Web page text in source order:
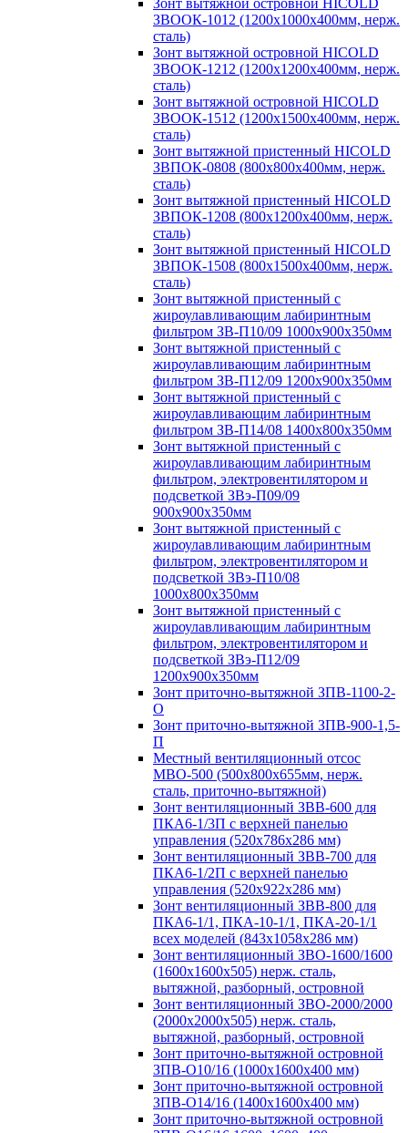
Зонт вытяжной островной HICOLD
ЗВООК-1012 (1200х1000х400мм, нерж.
сталь)
Зонт вытяжной островной HICOLD
ЗВООК-1212 (1200x1200x400мм, нерж.
сталь)
Зонт вытяжной островной HICOLD
ЗВООК-1512 (1200х1500х400мм, нерж.
сталь)
Зонт вытяжной пристенный HICOLD
ЗВПОК-0808 (800х800х400мм, нерж.
сталь)
Зонт вытяжной пристенный HICOLD
ЗВПОК-1208 (800х1200х400мм, нерж.
сталь)
Зонт вытяжной пристенный HICOLD
ЗВПОК-1508 (800х1500х400мм, нерж.
сталь)
Зонт вытяжной пристенный с
жироулавливающим лабиринтным
фильтром ЗВ-П10/09 1000х900х350мм
Зонт вытяжной пристенный с
жироулавливающим лабиринтным
фильтром ЗВ-П12/09 1200х900х350мм
Зонт вытяжной пристенный с
жироулавливающим лабиринтным
фильтром ЗВ-П14/08 1400х800х350мм
Зонт вытяжной пристенный с
жироулавливающим лабиринтным
фильтром, электровентилятором и
подсветкой ЗВэ-П09/09
900х900х350мм
Зонт вытяжной пристенный с
жироулавливающим лабиринтным
фильтром, электровентилятором и
подсветкой ЗВэ-П10/08
1000х800х350мм
Зонт вытяжной пристенный с
жироулавливающим лабиринтным
фильтром, электровентилятором и
подсветкой ЗВэ-П12/09
1200х900х350мм
Зонт приточно-вытяжной ЗПВ-1100-2-
О
Зонт приточно-вытяжной ЗПВ-900-1,5-
П
Местный вентиляционный отсос
МВО-500 (500х800х655мм, нерж.
сталь, приточно-вытяжной)
Зонт вентиляционный ЗВВ-600 для
ПКА6-1/3П с верхней панелью
управления (520х786х286 мм)
Зонт вентиляционный ЗВВ-700 для
ПКА6-1/2П с верхней панелью
управления (520х922х286 мм)
Зонт вентиляционный ЗВВ-800 для
ПКА6-1/1, ПКА-10-1/1, ПКА-20-1/1
всех моделей (843х1058х286 мм)
Зонт вентиляционный ЗВО-1600/1600
(1600х1600х505) нерж. сталь,
вытяжной, разборный, островной
Зонт вентиляционный ЗВО-2000/2000
(2000х2000х505) нерж. сталь,
вытяжной, разборный, островной
Зонт приточно-вытяжной островной
ЗПВ-О10/16 (1000х1600х400 мм)
Зонт приточно-вытяжной островной
ЗПВ-О14/16 (1400х1600х400 мм)
Зонт приточно-вытяжной островной